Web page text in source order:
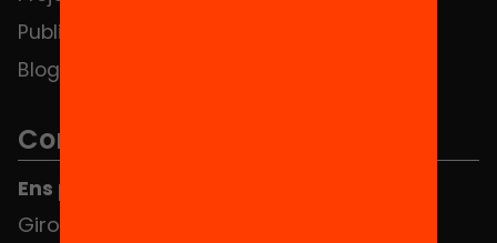
Publicacions i vídeos
Blog
Contacte
Ens pots trobar al Hub Social
Girona 34, interior 08010 Barcelona